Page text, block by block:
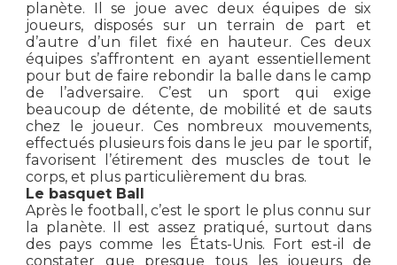
planète. Il se joue avec deux équipes de six
joueurs, disposés sur un terrain de part et
d’autre d’un filet fixé en hauteur. Ces deux
équipes s’affrontent en ayant essentiellement
pour but de faire rebondir la balle dans le camp
de l’adversaire. C’est un sport qui exige
beaucoup de détente, de mobilité et de sauts
chez le joueur. Ces nombreux mouvements,
effectués plusieurs fois dans le jeu par le sportif,
favorisent l’étirement des muscles de tout le
corps, et plus particulièrement du bras.
Le basquet Ball
Après le football, c’est le sport le plus connu sur
la planète. Il est assez pratiqué, surtout dans
des pays comme les États-Unis. Fort est-il de
constater que presque tous les joueurs de